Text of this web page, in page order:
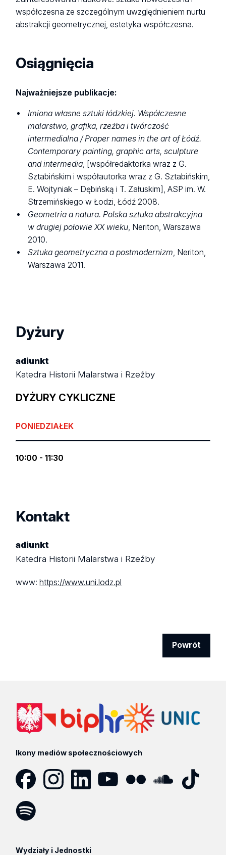
współczesna ze szczególnym uwzględnieniem nurtu
abstrakcji geometrycznej, estetyka współczesna.
Osiągnięcia
Najważniejsze publikacje:
Imiona własne sztuki łódzkiej. Współczesne
malarstwo, grafika, rzeźba i twórczość
intermedialna / Proper names in the art of Łódź.
Contemporary painting, graphic arts, sculpture
and intermedia , [współredaktorka wraz z G.
Sztabińskim i współautorka wraz z G. Sztabińskim,
E. Wojtyniak – Dębińską i T. Załuskim], ASP im. W.
Strzemińskiego w Łodzi, Łódź 2008.
Geometria a natura. Polska sztuka abstrakcyjna
w drugiej połowie XX wieku , Neriton, Warszawa
2010.
Sztuka geometryczna a postmodernizm , Neriton,
Warszawa 2011.
Dyżury
adiunkt
Katedra Historii Malarstwa i Rzeźby
DYŻURY CYKLICZNE
PONIEDZIAŁEK
10:00 - 11:30
Kontakt
adiunkt
Katedra Historii Malarstwa i Rzeźby
www:https://www.uni.lodz.pl
Powrót
Ikony mediów społecznościowych
Wydziały i Jednostki